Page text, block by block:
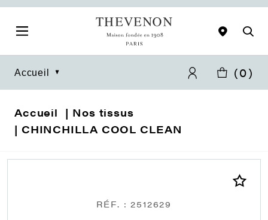
Accueil (0)
Accueil
Nos tissus
CHINCHILLA COOL CLEAN
RÉF. : 2512629